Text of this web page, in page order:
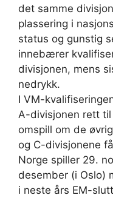
det samme
plassering i
status og gunstig
innebærer
divisjonen, mens
nedrykk.
I VM-
A-divisjonen rett
omspill om de
og C-divisjonene
Norge spiller 29.
desember (i Oslo)
i neste års EM-